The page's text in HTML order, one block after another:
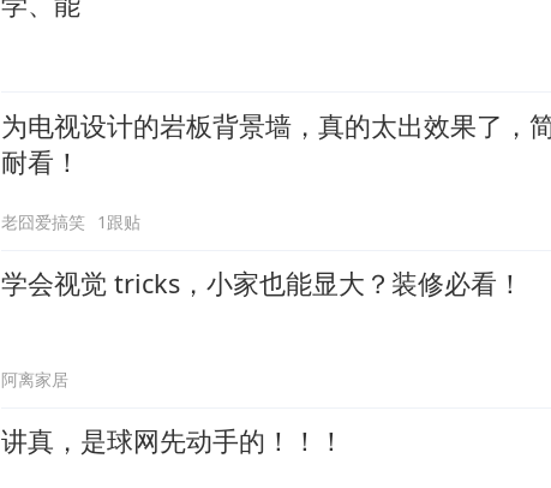
为电视设计的岩板背景墙，真的太出效果了，
耐看！
老囧爱搞笑 1跟贴
学会视觉 tricks，小家也能显大？装修必看！
阿离家居
讲真，是球网先动手的！！！